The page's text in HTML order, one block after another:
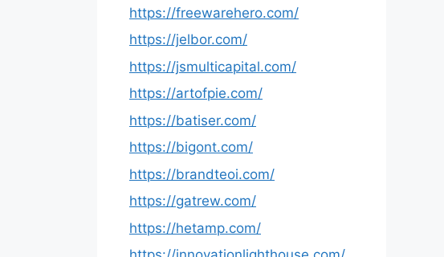
https://freewarehero.com/
https://jelbor.com/
https://jsmulticapital.com/
https://artofpie.com/
https://batiser.com/
https://bigont.com/
https://brandteoi.com/
https://gatrew.com/
https://hetamp.com/